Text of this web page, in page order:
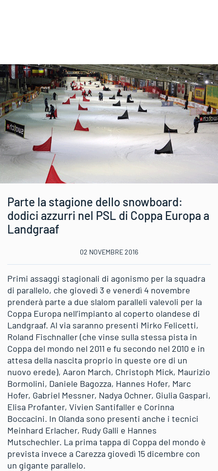
Parte la stagione dello snowboard:
dodici azzurri nel PSL di Coppa Europa a
Landgraaf
02 NOVEMBRE 2016
Primi assaggi stagionali di agonismo per la squadra
di parallelo, che giovedì 3 e venerdì 4 novembre
prenderà parte a due slalom paralleli valevoli per la
Coppa Europa nell’impianto al coperto olandese di
Landgraaf. Al via saranno presenti Mirko Felicetti,
Roland Fischnaller (che vinse sulla stessa pista in
Coppa del mondo nel 2011 e fu secondo nel 2010 e in
attesa della nascita proprio in queste ore di un
nuovo erede), Aaron March, Christoph Mick, Maurizio
Bormolini, Daniele Bagozza, Hannes Hofer, Marc
Hofer, Gabriel Messner, Nadya Ochner, Giulia Gaspari,
Elisa Profanter, Vivien Santifaller e Corinna
Boccacini. In Olanda sono presenti anche i tecnici
Meinhard Erlacher, Rudy Galli e Hannes
Mutschechler. La prima tappa di Coppa del mondo è
prevista invece a Carezza giovedì 15 dicembre con
un gigante parallelo.